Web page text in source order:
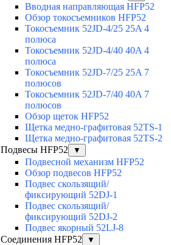
Вводная направляющая HFP52
Обзор токосъемников HFP52
Токосъемник 52JD-4/25 25A 4
полюса
Токосъемник 52JD-4/40 40A 4
полюса
Токосъемник 52JD-7/25 25A 7
полюсов
Токосъемник 52JD-7/40 40A 7
полюсов
Обзор щеток HFP52
Щетка медно-графитовая 52TS-1
Щетка медно-графитовая 52TS-2
Подвесы HFP52
▼
Подвесной механизм HFP52
Обзор подвесов HFP52
Подвес скользящий/
фиксирующий 52DJ-1
Подвес скользящий/
фиксирующий 52DJ-2
Подвес якорный 52LJ-8
Соединения HFP52
▼